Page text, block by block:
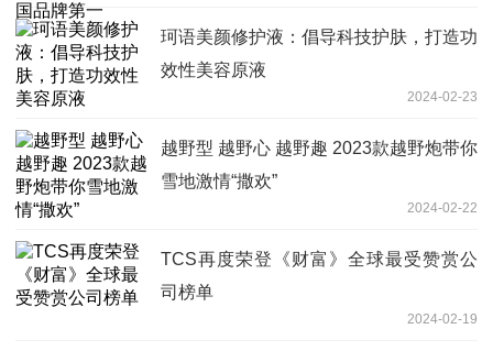
珂语美颜修护液：倡导科技护肤，打造功
效性美容原液
2024-02-23
越野型 越野心 越野趣 2023款越野炮带你
雪地激情“撒欢”
2024-02-22
TCS再度荣登《财富》全球最受赞赏公
司榜单
2024-02-19